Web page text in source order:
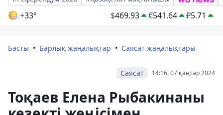
+33° $469.93 €541.64 ₽5.71
Басты Барлық жаңалықтар Саясат жаңалықтары
14:16, 07 қаңтар 2024
Саясат
Тоқаев Елена Рыбакинаны